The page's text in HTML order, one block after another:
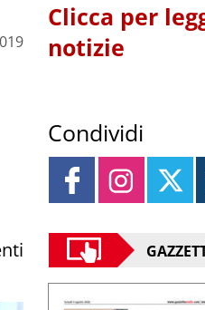
Clicca per
notizie
Condividi